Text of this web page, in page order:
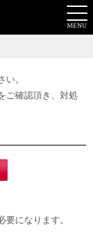
。
ご確認頂き、対処
になります。